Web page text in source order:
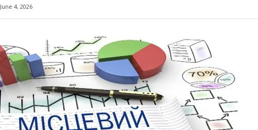
June 4, 2026